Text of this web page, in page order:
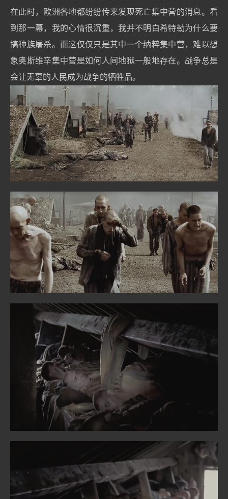
在此时，欧洲各地都纷纷传来发现死亡集中营的消息。看
到那一幕，我的心情很沉重，我并不明白希特勒为什么要
搞种族屠杀。而这仅仅只是其中一个纳粹集中营，难以想
象奥斯维辛集中营是如何人间地狱一般地存在。战争总是
会让无辜的人民成为战争的牺牲品。